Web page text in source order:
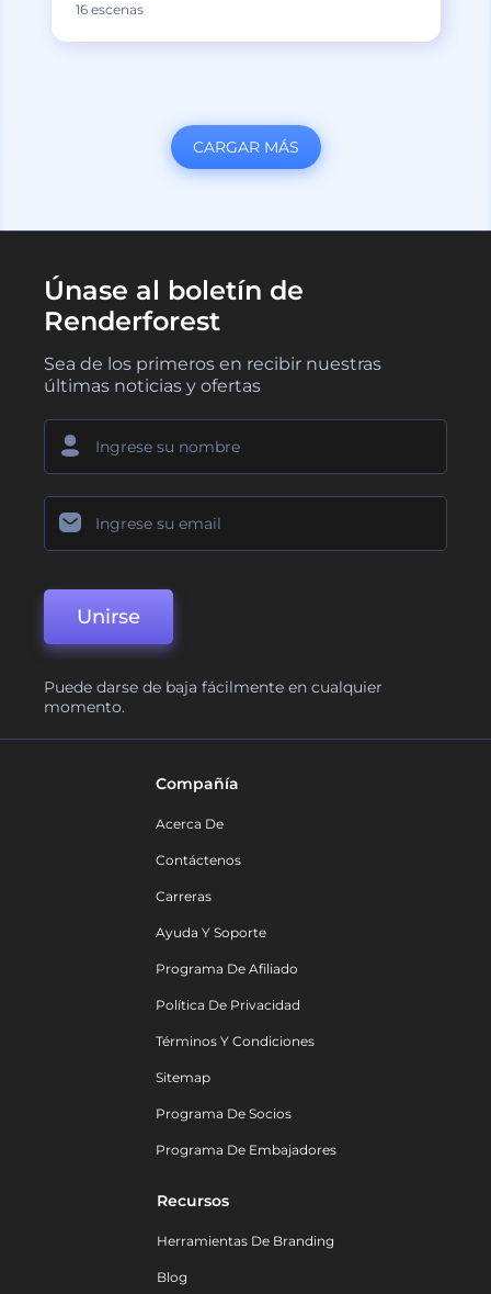
16 escenas
CARGAR MÁS
Únase al boletín de
Renderforest
Sea de los primeros en recibir nuestras
últimas noticias y ofertas
Unirse
Puede darse de baja fácilmente en cualquier
momento.
Compañía
Acerca De
Contáctenos
Carreras
Ayuda Y Soporte
Programa De Afiliado
Política De Privacidad
Términos Y Condiciones
Sitemap
Programa De Socios
Programa De Embajadores
Recursos
Herramientas De Branding
Blog